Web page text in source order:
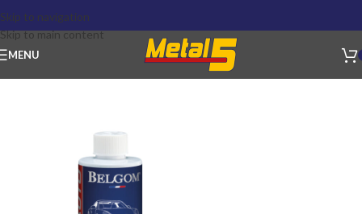
Skip to navigation
Skip to main content
MENU